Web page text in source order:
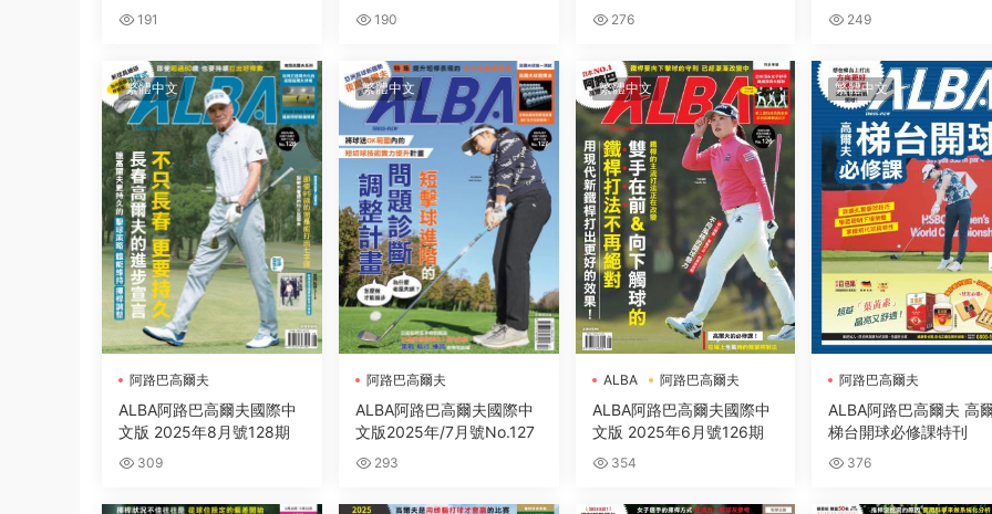
2 191
期190 276 249
繁體中文
阿路巴高爾夫
ALBA阿路巴高爾夫國際中
文版 2025年8月號128期
309
繁體中文
阿路巴高爾夫
ALBA阿路巴高爾夫國際中
文版2025年/7月號No.127
293
繁體中文
ALBA 阿路巴高爾夫
ALBA阿路巴高爾夫國際中
文版 2025年6月號126期
354
繁體中文
阿路巴高爾夫
ALBA阿路巴高爾夫 高
梯台開球必修課特刊
376